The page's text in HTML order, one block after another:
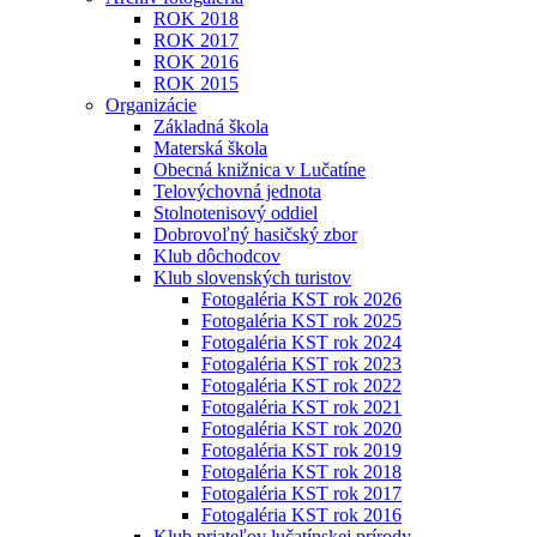
ROK 2018
ROK 2017
ROK 2016
ROK 2015
Organizácie
Základná škola
Materská škola
Obecná knižnica v Lučatíne
Telovýchovná jednota
Stolnotenisový oddiel
Dobrovoľný hasičský zbor
Klub dôchodcov
Klub slovenských turistov
Fotogaléria KST rok 2026
Fotogaléria KST rok 2025
Fotogaléria KST rok 2024
Fotogaléria KST rok 2023
Fotogaléria KST rok 2022
Fotogaléria KST rok 2021
Fotogaléria KST rok 2020
Fotogaléria KST rok 2019
Fotogaléria KST rok 2018
Fotogaléria KST rok 2017
Fotogaléria KST rok 2016